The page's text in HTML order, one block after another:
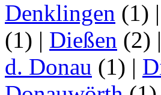
Denklingen (1) |
(1) | Dießen (2) |
d. Donau (1) |